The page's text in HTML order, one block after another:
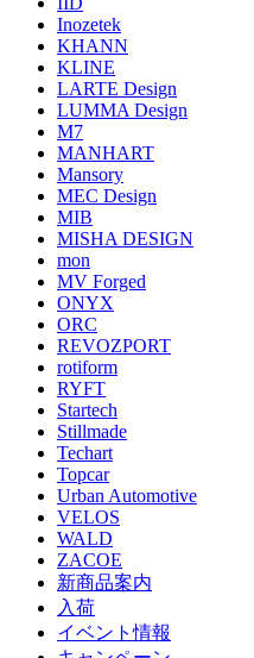
Inozetek
KHANN
KLINE
LARTE Design
LUMMA Design
M7
MANHART
Mansory
MEC Design
MIB
MISHA DESIGN
mon
MV Forged
ONYX
ORC
REVOZPORT
rotiform
RYFT
Startech
Stillmade
Techart
Topcar
Urban Automotive
VELOS
WALD
ZACOE
新商品案内
入荷
イベント情報